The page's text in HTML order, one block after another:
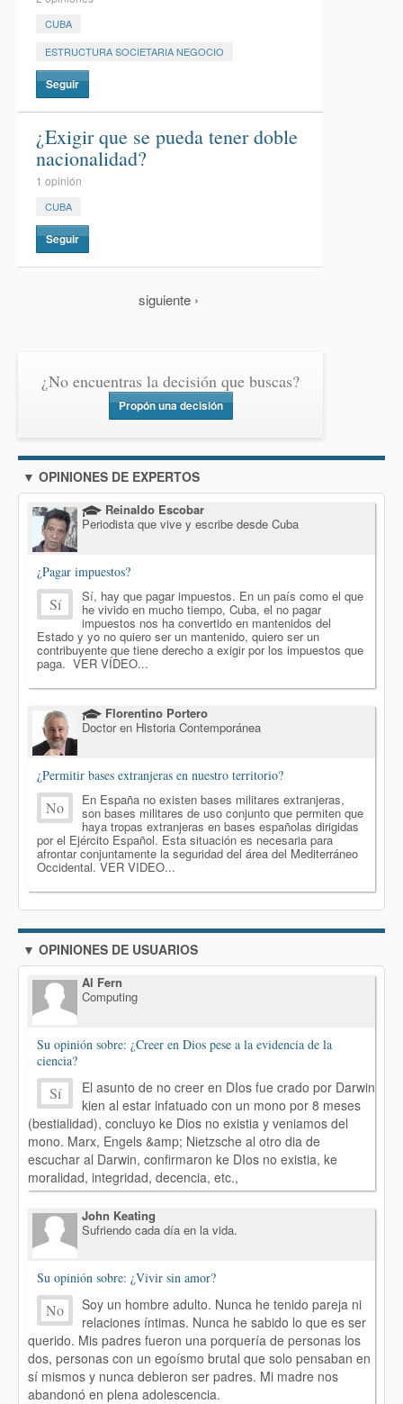
CUBA
ESTRUCTURA SOCIETARIA NEGOCIO
Seguir
¿Exigir que se pueda tener doble
nacionalidad?
1 opinión
CUBA
Seguir
siguiente ›
¿No encuentras la decisión que buscas?
Propón una decisión
▼ OPINIONES DE EXPERTOS
Reinaldo Escobar
Periodista que vive y escribe desde Cuba
¿Pagar impuestos?
Sí Sí, hay que pagar impuestos. En un país como el que
he vivido en mucho tiempo, Cuba, el no pagar
impuestos nos ha convertido en mantenidos del
Estado y yo no quiero ser un mantenido, quiero ser un
contribuyente que tiene derecho a exigir por los impuestos que
paga. VER VÍDEO...
Florentino Portero
Doctor en Historia Contemporánea
¿Permitir bases extranjeras en nuestro territorio?
No En España no existen bases militares extranjeras,
son bases militares de uso conjunto que permiten que
haya tropas extranjeras en bases españolas dirigidas
por el Ejército Español. Esta situación es necesaria para
afrontar conjuntamente la seguridad del área del Mediterráneo
Occidental. VER VIDEO...
▼ OPINIONES DE USUARIOS
Al Fern
Computing
Su opinión sobre: ¿Creer en Dios pese a la evidencia de la
ciencia?
Sí
El asunto de no creer en DIos fue crado por Darwin
kien al estar infatuado con un mono por 8 meses
(bestialidad), concluyo ke Dios no existia y veniamos del
mono. Marx, Engels &amp; Nietzsche al otro dia de
escuchar al Darwin, confirmaron ke DIos no existia, ke
moralidad, integridad, decencia, etc.,
John Keating
Sufriendo cada día en la vida.
Su opinión sobre: ¿Vivir sin amor?
No
Soy un hombre adulto. Nunca he tenido pareja ni
relaciones íntimas. Nunca he sabido lo que es ser
querido. Mis padres fueron una porquería de personas los
dos, personas con un egoísmo brutal que solo pensaban en
sí mismos y nunca debieron ser padres. Mi madre nos
abandonó en plena adolescencia.